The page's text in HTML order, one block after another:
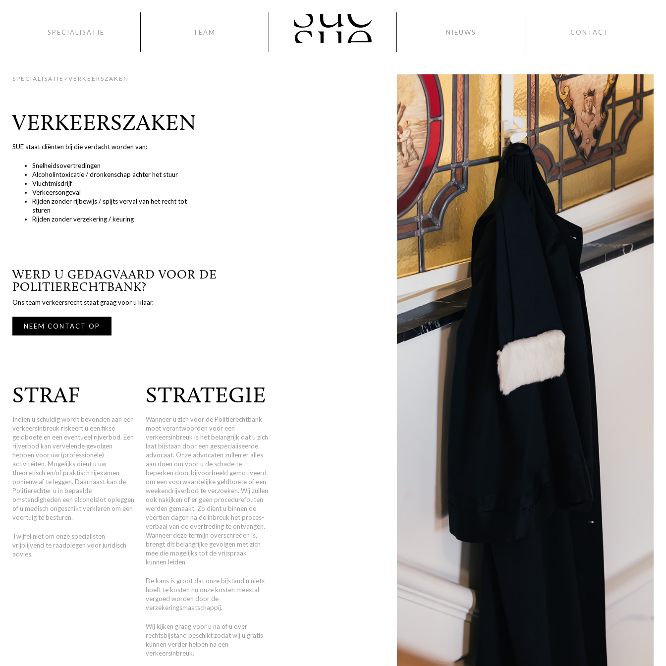
SPECIALISATIE TEAM NIEUWS CONTACT
SPECIALISATIE > VERKEERSZAKEN
VERKEERSZAKEN
SUE staat cliënten bij die verdacht worden van:
Snelheidsovertredingen
Alcoholintoxicatie / dronkenschap achter het stuur
Vluchtmisdrijf
Verkeersongeval
Rijden zonder rijbewijs / spijts verval van het recht tot
sturen
Rijden zonder verzekering / keuring
WERD U GEDAGVAARD VOOR DE
POLITIERECHTBANK?
Ons team verkeersrecht staat graag voor u klaar.
NEEM CONTACT OP
STRAF
Indien u schuldig wordt bevonden aan een
verkeersinbreuk riskeert u een fikse
geldboete en een eventueel rijverbod. Een
rijverbod kan vervelende gevolgen
hebben voor uw (professionele)
activiteiten. Mogelijks dient u uw
theoretisch en/of praktisch rijexamen
opnieuw af te leggen. Daarnaast kan de
Politierechter u in bepaalde
omstandigheden een alcoholslot opleggen
of u medisch ongeschikt verklaren om een
voertuig te besturen.
Twijfel niet om onze specialisten
vrijblijvend te raadplegen voor juridisch
advies.
STRATEGIE
Wanneer u zich voor de Politierechtbank
moet verantwoorden voor een
verkeersinbreuk is het belangrijk dat u zich
laat bijstaan door een gespecialiseerde
advocaat. Onze advocaten zullen er alles
aan doen om voor u de schade te
beperken door bijvoorbeeld gemotiveerd
om een voorwaardelijke geldboete of een
weekendrijverbod te verzoeken. Wij zullen
ook nakijken of er geen procedurefouten
werden gemaakt. Zo dient u binnen de
veertien dagen na de inbreuk het proces-
verbaal van de overtreding te ontvangen.
Wanneer deze termijn overschreden is,
brengt dit belangrijke gevolgen met zich
mee die mogelijks tot de vrijspraak
kunnen leiden.
De kans is groot dat onze bijstand u niets
hoeft te kosten nu onze kosten meestal
vergoed worden door de
verzekeringsmaatschappij.
Wij kijken graag voor u na of u over
rechtsbijstand beschikt zodat wij u gratis
kunnen verder helpen na een
verkeersinbreuk.